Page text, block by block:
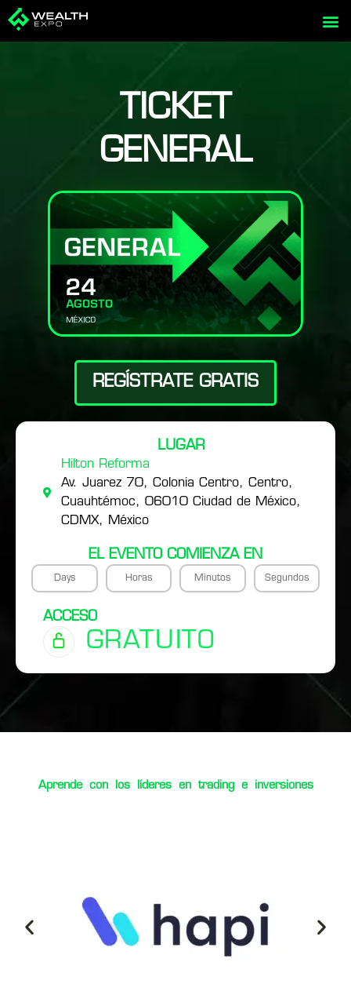
Skip
content
TICKET
GENERAL
REGÍSTRATE GRATIS
LUGAR
Hilton Reforma
Av. Juarez 70, Colonia Centro, Centro,
Cuauhtémoc, 06010 Ciudad de México,
CDMX, México
EL EVENTO COMIENZA EN
Days Horas Minutos Segundos
ACCESO
GRATUITO
Aprende con los líderes en trading e inversiones